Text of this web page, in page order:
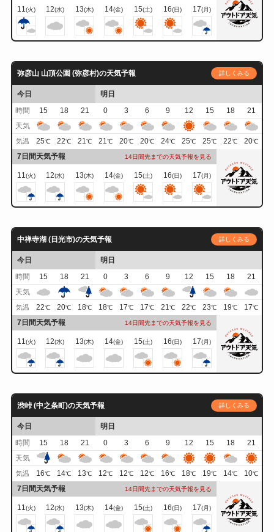
11(火) 12(水) 13(木) 14(金) 15(土) 16(日) 17(月)
弥彦山 山頂公園 (弥彦村)の天気予報 詳しくみる
今日
明日
時間
15 18 21 0 3 6 9 12 15 18
21
天気
気温 25℃ 22℃ 21℃ 21℃ 20℃ 20℃ 24℃ 25℃ 25℃ 22℃ 20℃
7日間天気予報 14日間先までの天気予報を見る
11(火) 12(水) 13(木) 14(金) 15(土) 16(日) 17(月)
中禅寺湖 (日光市)の天気予報 詳しくみる
今日
明日
時間
15 18 21 0 3 6 9 12 15 18
21
天気
気温 22℃ 20℃ 18℃ 18℃ 17℃ 17℃ 21℃ 22℃ 23℃ 19℃ 17℃
7日間天気予報 14日間先までの天気予報を見る
11(火) 12(水) 13(木) 14(金) 15(土) 16(日) 17(月)
渋峠 (中之条町)の天気予報 詳しくみる
今日
明日
時間
15 18 21 0 3 6 9 12 15 18
21
天気
気温 16℃ 14℃ 13℃ 12℃ 12℃ 12℃ 16℃ 18℃ 19℃ 14℃ 10℃
7日間天気予報 14日間先までの天気予報を見る
11(火) 12(水) 13(木) 14(金) 15(土) 16(日) 17(月)